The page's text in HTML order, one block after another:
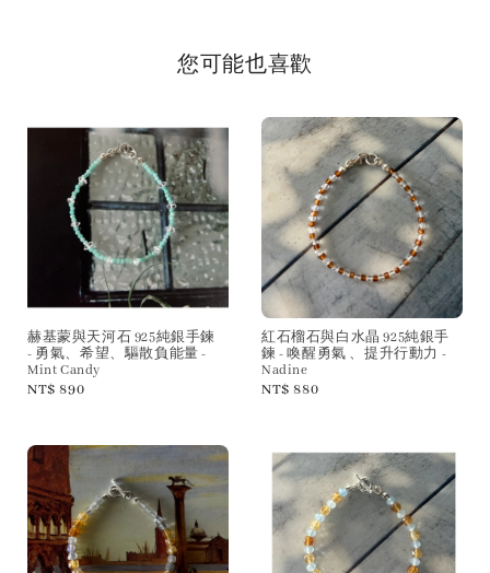
您可能也喜歡
赫基蒙與天河石 925純銀手鍊
- 勇氣、希望、驅散負能量 -
Mint Candy
Regular
NT$ 890
紅石榴石與白水晶 925純銀手
鍊 - 喚醒勇氣 、提升行動力 -
Nadine
Regular
NT$ 880